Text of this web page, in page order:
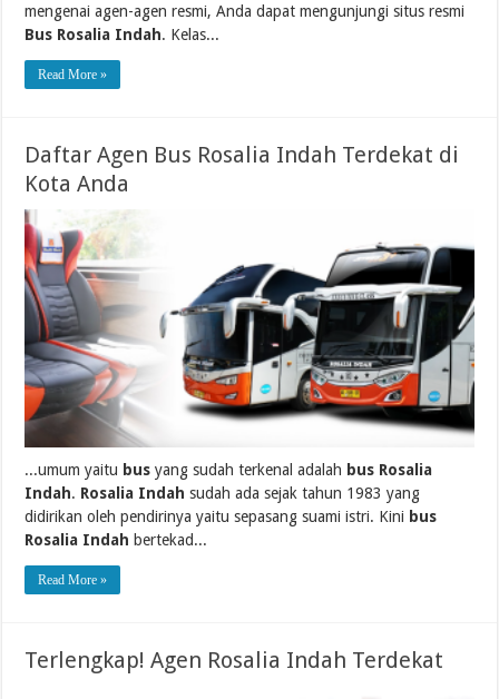
mengenai agen-agen resmi, Anda dapat mengunjungi situs resmi
Bus Rosalia Indah. Kelas...
Read More »
Daftar Agen Bus Rosalia Indah Terdekat di
Kota Anda
...umum yaitu bus yang sudah terkenal adalah bus Rosalia
Indah. Rosalia Indah sudah ada sejak tahun 1983 yang
didirikan oleh pendirinya yaitu sepasang suami istri. Kini bus
Rosalia Indah bertekad...
Read More »
Terlengkap! Agen Rosalia Indah Terdekat